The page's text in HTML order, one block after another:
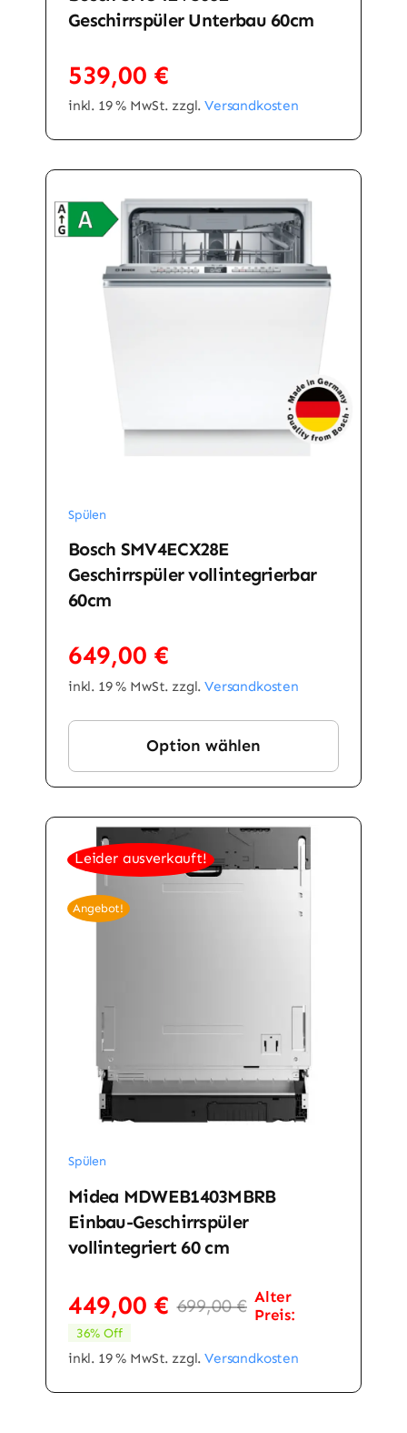
Geschirrspüler Unterbau 60cm
539,00 €
inkl. 19 % MwSt. zzgl.Versandkosten
Spülen
Bosch SMV4ECX28E
Geschirrspüler vollintegrierbar
60cm
649,00 €
inkl. 19 % MwSt. zzgl.Versandkosten
Option wählen
Leider ausverkauft!
Angebot!
Spülen
Midea MDWEB1403MBRB
Einbau-Geschirrspüler
vollintegriert 60 cm
Alter
Preis:
699,00€
449,00 €
36% Off
inkl. 19 % MwSt. zzgl.Versandkosten